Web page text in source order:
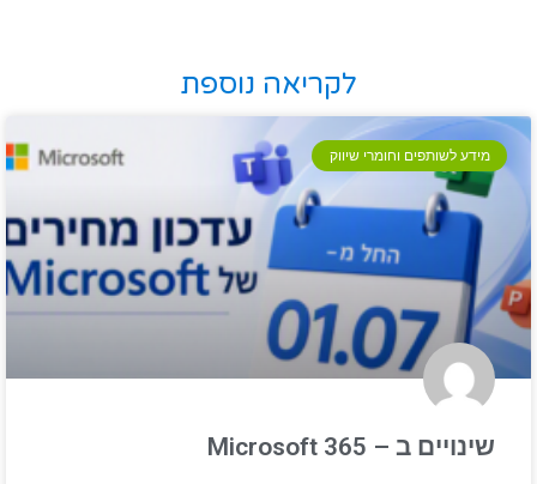
לקריאה נוספת
מידע לשותפים וחומרי שיווק
שינויים ב – Microsoft 365